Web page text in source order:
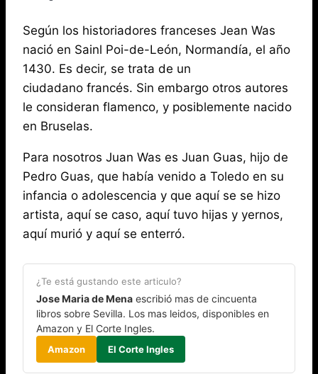
Según los historiadores franceses Jean Was
nació en Sainl Poi-de-León, Normandía, el año
1430. Es decir, se trata de un
ciudadano francés. Sin embargo otros autores
le consideran flamenco, y posiblemente nacido
en Bruselas.
Para nosotros Juan Was es Juan Guas, hijo de
Pedro Guas, que había venido a Toledo en su
infancia o adolescencia y que aquí se se hizo
artista, aquí se caso, aquí tuvo hijas y yernos,
aquí murió y aquí se enterró.
¿Te está gustando este articulo?
Jose Maria de Mena escribió mas de cincuenta
libros sobre Sevilla. Los mas leidos, disponibles en
Amazon y El Corte Ingles.
Amazon El Corte Ingles